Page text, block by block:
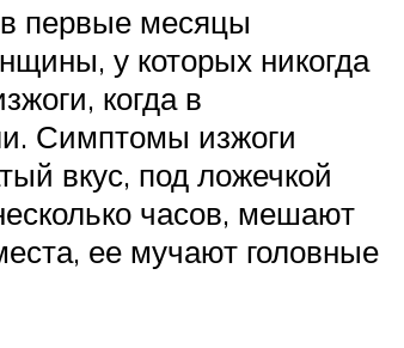
первые месяцы
у которых никогда
когда в
Симптомы изжоги
вкус, под ложечкой
часов, мешают
ее мучают головные